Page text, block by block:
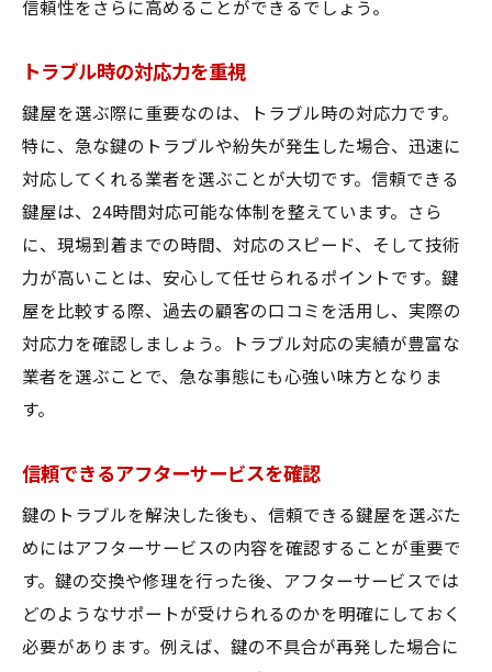
信頼性をさらに高めることができるでしょう。
トラブル時の対応力を重視
鍵屋を選ぶ際に重要なのは、トラブル時の対応力です。
特に、急な鍵のトラブルや紛失が発生した場合、迅速に
対応してくれる業者を選ぶことが大切です。信頼できる
鍵屋は、24時間対応可能な体制を整えています。さら
に、現場到着までの時間、対応のスピード、そして技術
力が高いことは、安心して任せられるポイントです。鍵
屋を比較する際、過去の顧客の口コミを活用し、実際の
対応力を確認しましょう。トラブル対応の実績が豊富な
業者を選ぶことで、急な事態にも心強い味方となりま
す。
信頼できるアフターサービスを確認
鍵のトラブルを解決した後も、信頼できる鍵屋を選ぶた
めにはアフターサービスの内容を確認することが重要で
す。鍵の交換や修理を行った後、アフターサービスでは
どのようなサポートが受けられるのかを明確にしておく
必要があります。例えば、鍵の不具合が再発した場合に